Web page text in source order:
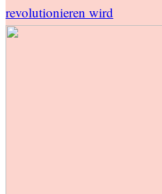
revolutionieren wird